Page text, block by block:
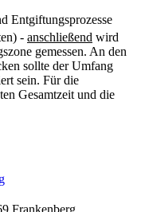
Entgiftungsprozesse
- anschließend wird
gemessen. An den
sollte der Umfang
sein. Für die
Gesamtzeit und die